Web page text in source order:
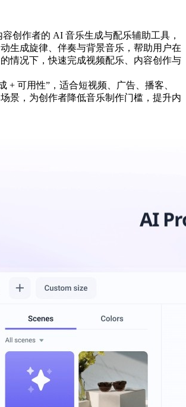
创作者的 AI 音乐生成与配乐辅助工具，
生成旋律、伴奏与背景音乐，帮助用户在
情况下，快速完成视频配乐、内容创作与
+ 可用性”，适合短视频、广告、播客、
景，为创作者降低音乐制作门槛，提升内